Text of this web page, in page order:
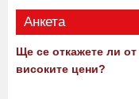
Анкета
Ще се откажете ли
високите цени?